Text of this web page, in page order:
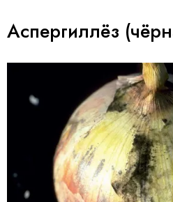
Аспергиллёз